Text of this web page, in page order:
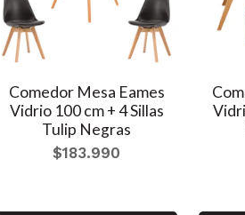
Comedor Mesa Eames
Vidrio 100 cm + 4 Sillas
Tulip Negras
$183.990